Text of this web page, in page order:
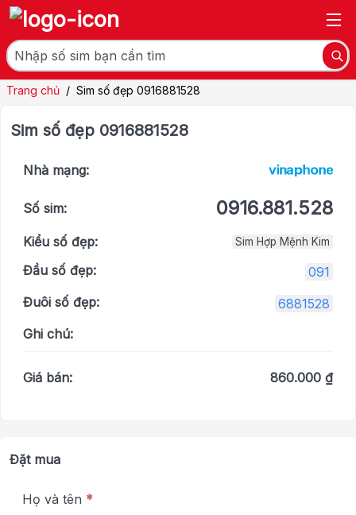
Trang chủ / Sim số đẹp 0916881528
Sim số đẹp 0916881528
Nhà mạng:
Số sim: 0916.881.528
Kiểu số đẹp: Sim Hợp Mệnh Kim
Đầu số đẹp:
091
Đuôi số đẹp:
6881528
Ghi chú:
Giá bán: 860.000 ₫
Đặt mua
Họ và tên *